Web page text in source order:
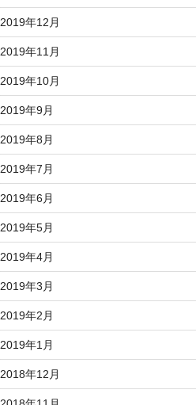
2019年12月
2019年11月
2019年10月
2019年9月
2019年8月
2019年7月
2019年6月
2019年5月
2019年4月
2019年3月
2019年2月
2019年1月
2018年12月